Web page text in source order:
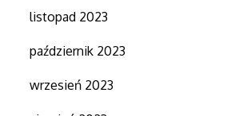
listopad 2023
październik 2023
wrzesień 2023